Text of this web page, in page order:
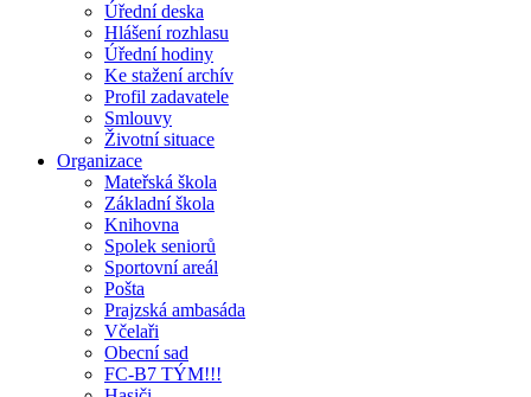
Úřední deska
Hlášení rozhlasu
Úřední hodiny
Ke stažení archív
Profil zadavatele
Smlouvy
Životní situace
Organizace
Mateřská škola
Základní škola
Knihovna
Spolek seniorů
Sportovní areál
Pošta
Prajzská ambasáda
Včelaři
Obecní sad
FC-B7 TÝM!!!